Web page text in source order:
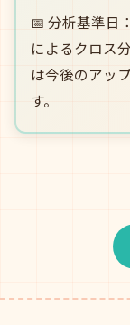
📅 分析基準
によるクロス
は今後のアッ
す。